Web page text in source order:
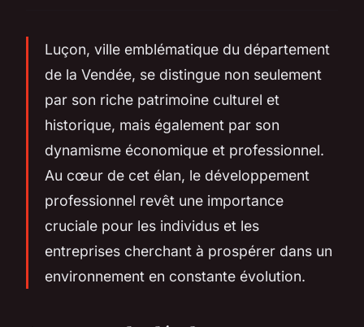
Luçon, ville emblématique du département
de la Vendée, se distingue non seulement
par son riche patrimoine culturel et
historique, mais également par son
dynamisme économique et professionnel.
Au cœur de cet élan, le développement
professionnel revêt une importance
cruciale pour les individus et les
entreprises cherchant à prospérer dans un
environnement en constante évolution.